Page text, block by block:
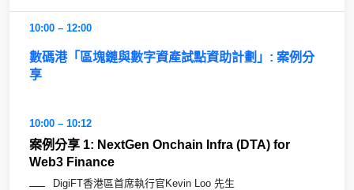
10:00 – 12:00
數碼港「區塊鏈與數字資產試點資助計劃」: 案例分
享
10:00 – 10:12
案例分享 1: NextGen Onchain Infra (DTA) for
Web3 Finance
DigiFT香港區首席執行官Kevin Loo 先生